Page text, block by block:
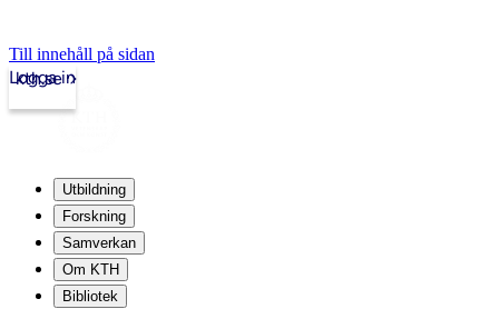
Till innehåll på sidan
kth.se
Logga in
Utbildning
Forskning
Samverkan
Om KTH
Bibliotek